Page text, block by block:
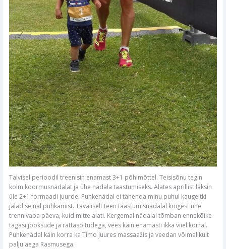
Talvisel perioodil treenisin enamast 3+1 põhimõttel. Teisisõnu tegin
kolm koormusnädalat ja ühe nädala taastumiseks. Alates aprillist läksin
üle 2+1 formaadi juurde. Puhkenädal ei tähenda minu puhul kaugeltki
jalad seinal puhkamist. Tavaliselt teen taastumisnädalal kõigest ühe
trennivaba päeva, kuid mitte alati. Kergemal nädalal tõmban ennekõike
tagasi jooksude ja rattasõitudega, vees käin enamasti ikka viiel korral.
Puhkenädal käin korra ka Timo juures massaažis ja veedan võimalikult
palju aega Rasmusega.